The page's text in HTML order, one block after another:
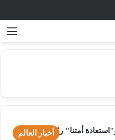
أخبار العالم